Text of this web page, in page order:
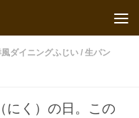
ダイニングふじい / 生パン
にく）の日。この